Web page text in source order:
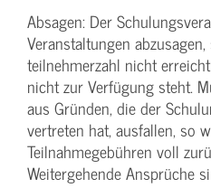
Absagen: Der
Veranstaltungen
teilnehmerzahl nicht
nicht zur Verfügung steht.
aus Gründen, die der
vertreten hat, ausfallen, so
Teilnahme­gebühren voll
Weitergehende Ansprüche